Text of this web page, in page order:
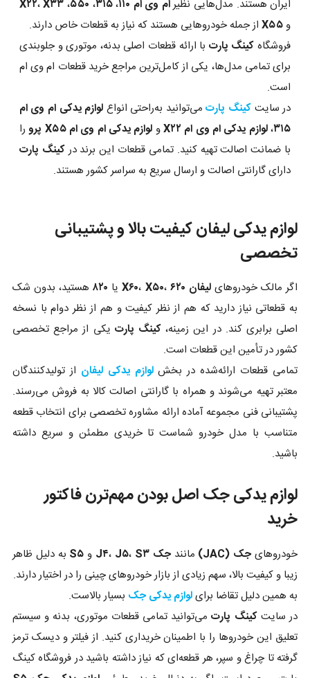
ایران هستند. مدل‌هایی نظیرام وی ام ۱۱۰ ،۳۱۵، ۵۵۰، X۲۲،X۳۳
و X۵۵از جمله خودروهایی هستند که نیاز به قطعات خاص دارند.
فروشگاه کینگ پارت با ارائه قطعات اصلی بدنه، موتوری و جلوبندی
برای تمامی مدل‌ها، یکی از کامل‌ترین مراجع خرید قطعات ام وی ام
است.
در سایتکینگ پارتمی‌توانید به‌راحتی انواع لوازم یدکی ام وی ام
۳۱۵،لوازم یدکی ام وی ام X۲۲ و لوازم یدکی ام وی ام X۵۵ پرو
را
با ضمانت اصالت تهیه کنید. تمامی قطعات این برند درکینگ پارت
دارای گارانتی اصالت و ارسال سریع به سراسر کشور هستند.
لوازم یدکی لیفان کیفیت بالا و پشتیبانی
تخصصی
اگر مالک خودروهایلیفان X۶۰ ، X۵۰، ۶۲۰ یا ۸۲۰هستید، بدون شک
به قطعاتی نیاز دارید که هم از نظر کیفیت و هم از نظر دوام با نسخه
اصلی برابری کند. در این زمینه،کینگ پارت یکی از مراجع تخصصی
کشور در تأمین این قطعات است.
تمامی قطعات ارائه‌شده در بخشلوازم یدکی لیفان از تولیدکنندگان
معتبر تهیه می‌شوند و همراه با گارانتی اصالت کالا به فروش می‌رسند.
پشتیبانی فنی مجموعه آماده ارائه مشاوره تخصصی برای انتخاب قطعه
متناسب با مدل خودرو شماست تا خریدی مطمئن و سریع داشته
باشید.
لوازم یدکی جک اصل بودن مهم‌ترن فاکتور
خرید
خودروهای جک (JAC) مانندجک J۴ ، J۵، S۳ و S۵ به دلیل ظاهر
زیبا و کیفیت بالا، سهم زیادی از بازار خودروهای چینی را در اختیار دارند.
به همین دلیل تقاضا برایلوازم یدکی جک بسیار بالاست.
در سایتکینگ پارتمی‌توانید تمامی قطعات موتوری، بدنه و سیستم
تعلیق این خودروها را با اطمینان خریداری کنید. از فیلتر و دیسک ترمز
گرفته تا چراغ و سپر، هر قطعه‌ای که نیاز داشته باشید در فروشگاه کینگ